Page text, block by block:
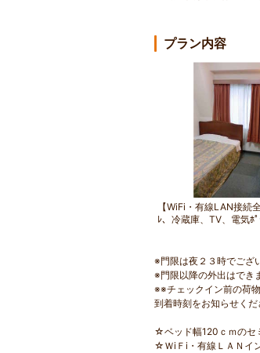
プラン内容
【WiFi・有線LAN接続
ﾚ、冷蔵庫、TV、電気ﾎﾟ
※門限は夜２３時でござ
※門限以降の外出はでき
※※チェックイン前の荷
到着時刻をお知らせくだ
☆ベッド幅120ｃｍのセ
☆ＷiＦi・有線ＬＡＮイ